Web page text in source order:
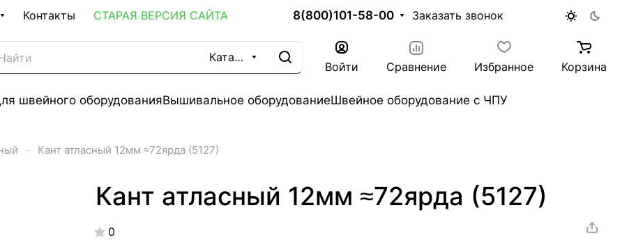
Контакты СТАРАЯ ВЕРСИЯ САЙТА 8(800)101-58-00 Заказать звонок
Каталог
Войти Сравнение Избранное Корзина
швейного оборудованияВышивальное оборудованиеШвейное оборудование с ЧПУ
– Кант атласный 12мм ≈72ярда (5127)
Кант атласный 12мм ≈72ярда (5127)
0